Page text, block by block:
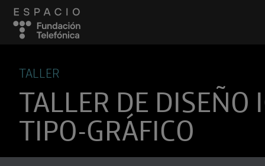
TALLER
TALLER DE DISEÑO
TIPO-GRÁFICO